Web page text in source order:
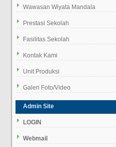
Wawasan Wiyata Mandala
Prestasi Sekolah
Fasilitas Sekolah
Kontak Kami
Unit Produksi
Galeri Foto/Video
Admin Site
LOGIN
Webmail